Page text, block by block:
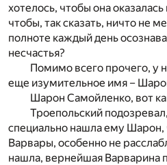
хотелось, чтобы она
чтобы, так сказать, ничто не
полноте каждый день
несчастья?
Помимо всего прочего, у
еще изумительное имя –
Шарон Самойленко, вот
Троепольский
специально нашла ему Шарон,
Варвары, особенно не
нашла, вернейшая Варварина